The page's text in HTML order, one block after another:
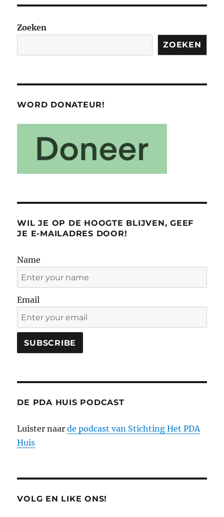
Zoeken
ZOEKEN
WORD DONATEUR!
WIL JE OP DE HOOGTE BLIJVEN, GEEF
JE E-MAILADRES DOOR!
Name
Email
DE PDA HUIS PODCAST
Luister naarde podcast van Stichting Het PDA
Huis
VOLG EN LIKE ONS!